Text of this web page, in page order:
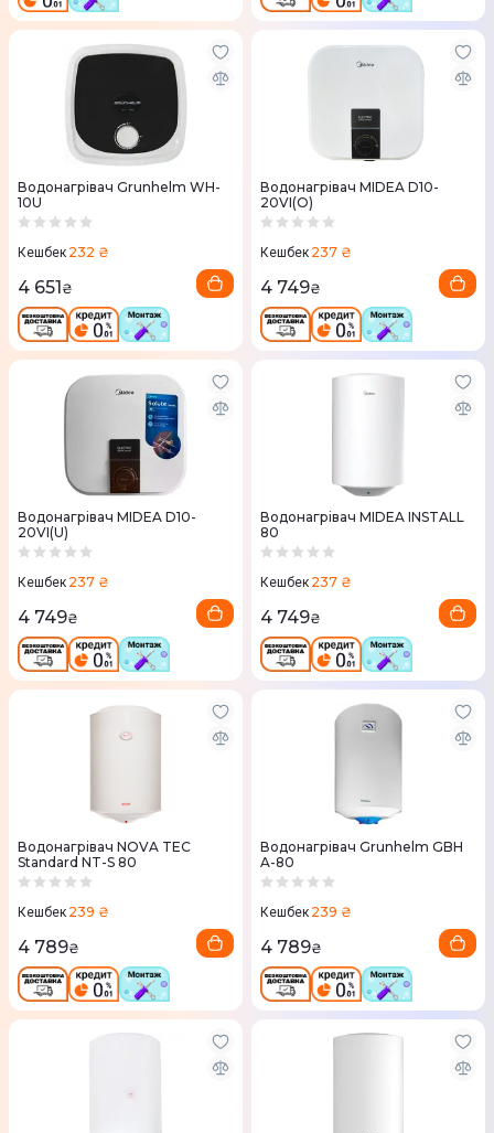
Водонагрівач Grunhelm WH-
10U
Кешбек 232 ₴
4 651₴
Водонагрівач MIDEA D10-
20VI(О)
Кешбек 237 ₴
4 749₴
Водонагрівач MIDEA D10-
20VI(U)
Кешбек 237 ₴
4 749₴
Водонагрівач MIDEA INSTALL
80
Кешбек 237 ₴
4 749₴
Водонагрівач NOVA TEC
Standard NT-S 80
Кешбек 239 ₴
4 789₴
Водонагрівач Grunhelm GBH
A-80
Кешбек 239 ₴
4 789₴